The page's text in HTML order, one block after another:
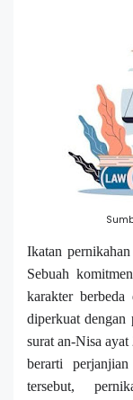
Ikatan
Sebuah
karakter
diperkuat dengan
surat an-Nisa ayat
berarti
tersebut,